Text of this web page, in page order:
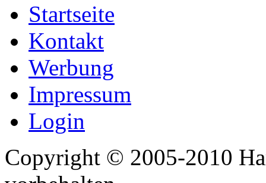
Startseite
Kontakt
Werbung
Impressum
Login
Copyright © 2005-2010